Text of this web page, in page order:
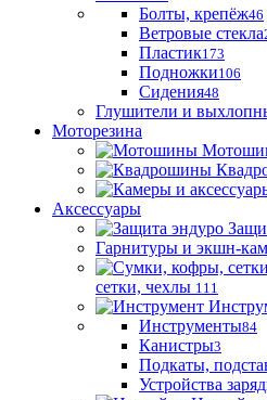
Болты, крепёж46
Ветровые стекла
Пластик173
Подножки106
Сидения48
Глушители и
Моторезина
Аксессуары
Гарнитуры и экшн-
сетки, чехлы 111
Инструменты84
Канистры3
Подкаты,
Устройства